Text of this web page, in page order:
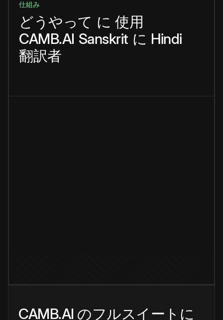
仕組み
どうやって に 使用
CAMB.AI Sanskrit に Hindi
翻訳者
CAMB.AI のフルスイートに